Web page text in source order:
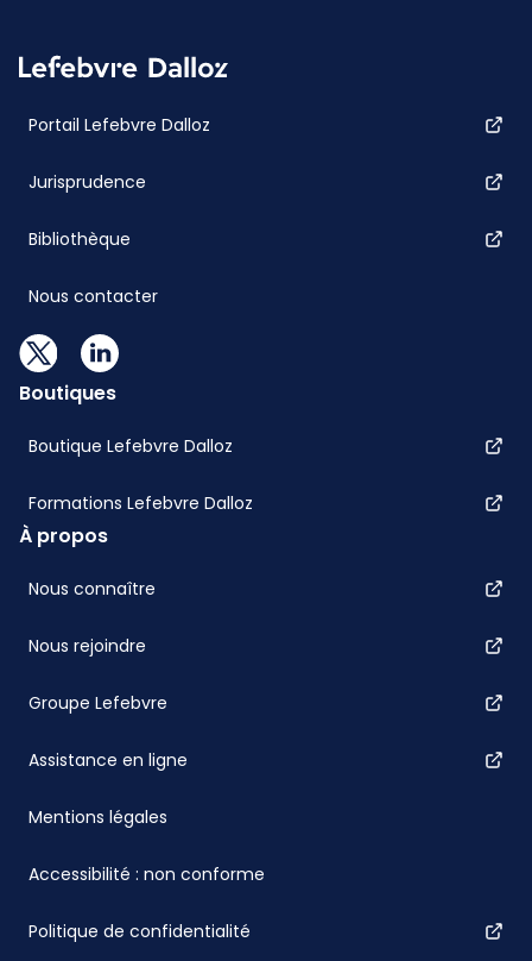
Portail Lefebvre Dalloz
Jurisprudence
Bibliothèque
Nous contacter
Boutiques
Boutique Lefebvre Dalloz
Formations Lefebvre Dalloz
À propos
Nous connaître
Nous rejoindre
Groupe Lefebvre
Assistance en ligne
Mentions légales
Accessibilité : non conforme
Politique de confidentialité